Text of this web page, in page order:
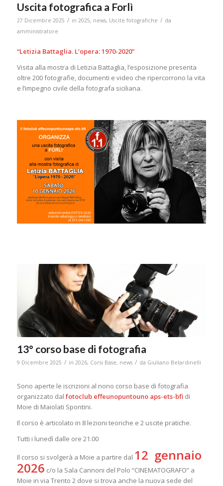
Uscita fotografica a Forlì
27 Dicembre 2025 / in 2025, news, Uscite fotografiche / da
amministratore
“Letizia Battaglia. L’opera: 1970-2020”
Visita alla mostra di Letizia Battaglia, l’esposizione presenta
oltre 200 fotografie, documenti e video che ripercorrono la vita
e l’impegno civile della fotografa siciliana.
13° corso base di fotografia
9 Dicembre 2025 / in 2026, Corsi Base, news / da Giuliano Belardinelli
Sono aperte le iscrizioni al nono corso base di fotografia
organizzato dal fotoclub effeunopuntouno aps-ets-bfidi
Moie di Maiolati Spontini.
Il corso è articolato in 8 lezioni teoriche e 2 uscite pratiche.
Tutti i lunedì dalle ore 21.00
Il corso si svolgerà a Moie a partire dal 12 gennaio
2026 c/o la Sala Cannoni del Polo “CINEMATOGRAFO” a
Moie in via Trento 2 dove si trova anche la nuova sede del